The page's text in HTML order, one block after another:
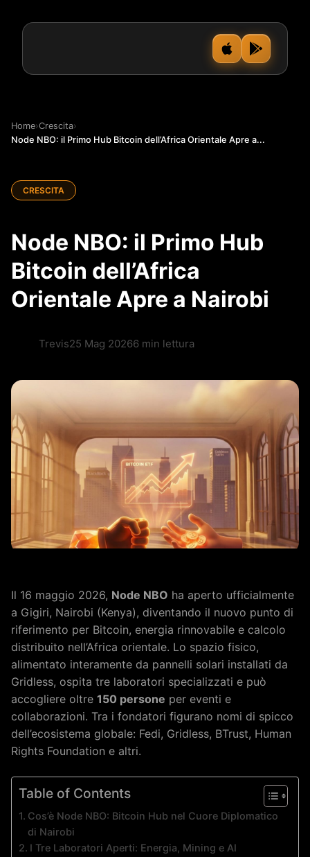
Home›Crescita›
Node NBO: il Primo Hub Bitcoin dell’Africa Orientale Apre a...
CRESCITA
Node NBO: il Primo Hub
Bitcoin dell’Africa
Orientale Apre a Nairobi
Trevis25 Mag 20266 min lettura
Il 16 maggio 2026, Node NBO ha aperto ufficialmente
a Gigiri, Nairobi (Kenya), diventando il nuovo punto di
riferimento per Bitcoin, energia rinnovabile e calcolo
distribuito nell’Africa orientale. Lo spazio fisico,
alimentato interamente da pannelli solari installati da
Gridless, ospita tre laboratori specializzati e può
accogliere oltre 150 persone per eventi e
collaborazioni. Tra i fondatori figurano nomi di spicco
dell’ecosistema globale: Fedi, Gridless, BTrust, Human
Rights Foundation e altri.
Table of Contents
Cos’è Node NBO: Bitcoin Hub nel Cuore Diplomatico
di Nairobi
I Tre Laboratori Aperti: Energia, Mining e AI